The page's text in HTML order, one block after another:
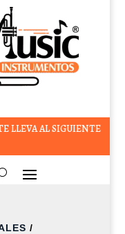
LLEVA AL SIGUIENTE
/